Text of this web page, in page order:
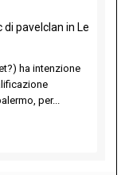
di pavelclan in Le
ha intenzione
per...